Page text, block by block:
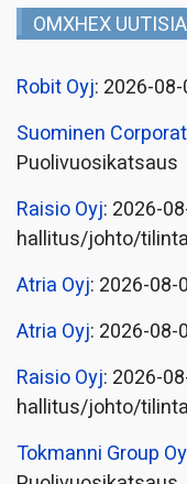
OMXHEX UUTISIA
Robit Oyj: 2026-
Suominen
Puolivuosikatsaus
Raisio Oyj: 2026-
hallitus/johto/
Atria Oyj: 2026-08-
Atria Oyj: 2026-08-
Raisio Oyj: 2026-
hallitus/johto/
Tokmanni Group